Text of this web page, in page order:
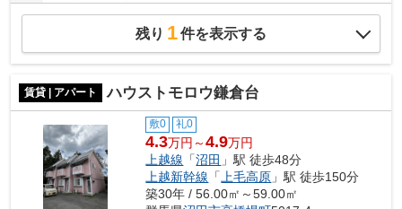
残り 1件を表示する
賃貸 | アパート ハウストモロウ鎌倉台
敷0 礼0
4.3万円～4.9万円
上越線 「沼田 」駅 徒歩48分
上越新幹線 「 上毛高原 」駅 徒歩150分
築30年 / 56.00㎡～59.00㎡